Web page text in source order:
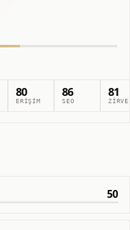
80
ERIŞIM
86
SEO
81
ZIRVE
50